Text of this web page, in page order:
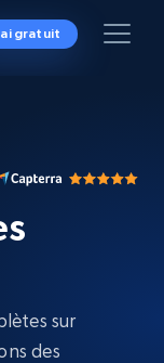
gratuit
sur
des